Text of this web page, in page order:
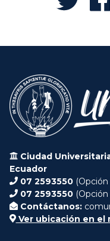
Ciudad
Ecuador
07 2593550
07 2593550
Contáctanos:
Ver ubicación en el